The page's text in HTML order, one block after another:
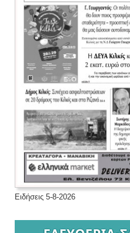
Ειδήσεις 5-8-2026